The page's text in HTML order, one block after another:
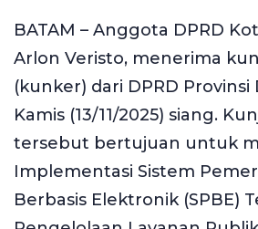
BATAM – Anggota DPRD
Arlon Veristo, menerima
(kunker) dari DPRD Provinsi
Kamis (13/11/2025) siang.
tersebut bertujuan untuk
Implementasi Sistem
Berbasis Elektronik (SPBE)